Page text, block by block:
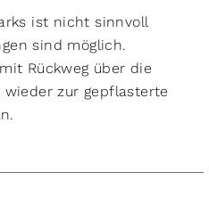
ist nicht sinnvoll
sind möglich.
Rückweg über die
wieder zur gepflasterte